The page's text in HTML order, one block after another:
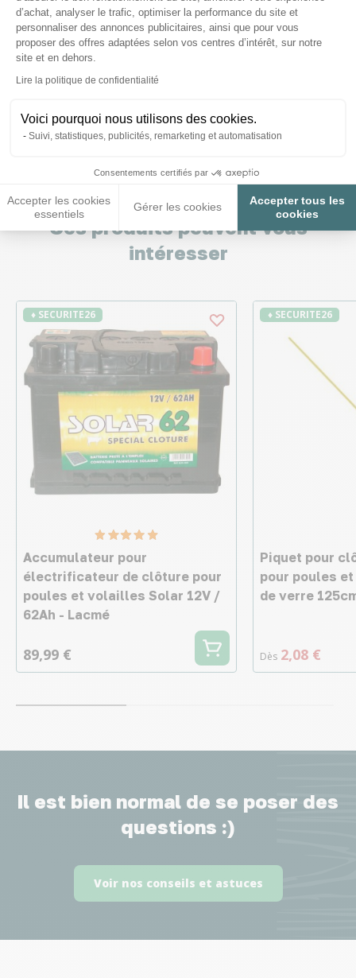
d’achat, analyser le trafic, optimiser la performance du site et
personnaliser des annonces publicitaires, ainsi que pour vous
proposer des offres adaptées selon vos centres d’intérêt, sur notre
site et en dehors.
Lire la politique de confidentialité
Voici pourquoi nous utilisons des cookies.
Suivi, statistiques, publicités, remarketing et automatisation
Consentements certifiés par
Accepter les cookies
essentiels
Gérer les cookies
Accepter tous les
cookies
Axeptio consent
Nous répondons à toutes vos
Posez-nous vos questions
Ces produits peuvent vous
intéresser
♦ SECURITE26
Accumulateur pour
électrificateur de clôture pour
poules et volailles Solar 12V /
62Ah - Lacmé
89,99 €
♦ SECURITE26
Piquet pour
pour poules
de verre
Dès 2,08 €
Il est bien normal de se poser des
questions :)
Voir nos conseils et astuces